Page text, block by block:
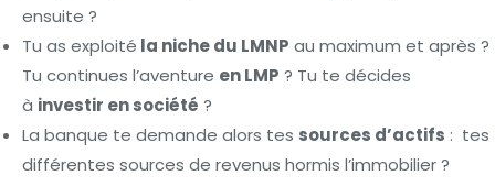
ensuite ?
Tu as exploité la niche du LMNP au maximum et après ?
Tu continues l’aventure en LMP ? Tu te décides
à investir en société ?
La banque te demande alors tes sources d’actifs : tes
différentes sources de revenus hormis l’immobilier ?